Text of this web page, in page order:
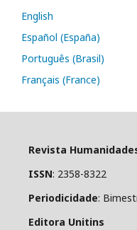
English
Español (España)
Português (Brasil)
Français (France)
Revista
ISSN: 2358-8322
Periodicidade:
Editora Unitins